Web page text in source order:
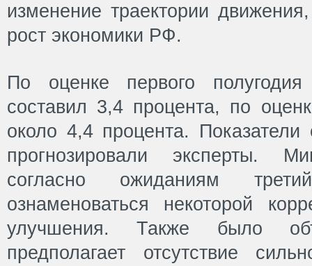
изменение траектории
рост экономики РФ.
По оценке первого
составил 3,4 процента, по
около 4,4 процента.
прогнозировали эксперты.
согласно ожиданиям
ознаменоваться некоторой
улучшения. Также было
предполагает отсутствие